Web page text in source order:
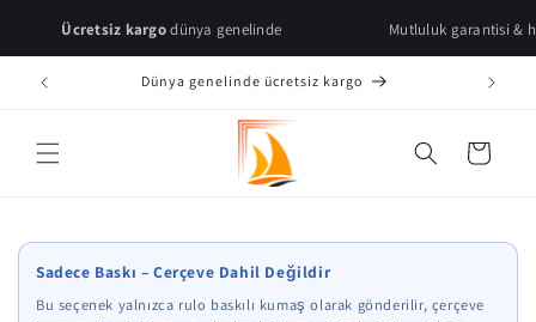
content
kargodünya genelinde Mutluluk garantisi & hızlı
Dünya genelinde ücretsiz kargo
Cart
Sadece Baskı – Çerçeve Dahil Değildir
Bu seçenek yalnızca rulo baskılı kumaş olarak gönderilir, çerçeve